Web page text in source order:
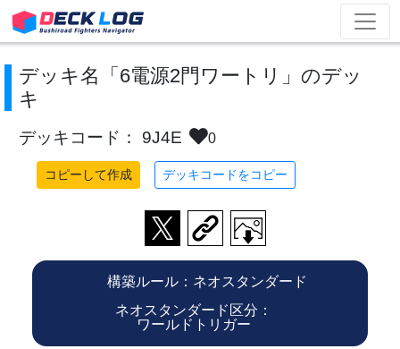
デッキ名「6電源2門ワートリ」のデッ
キ
デッキコード： 9J4E 0
コピーして作成 デッキコードをコピー
構築ルール：ネオスタンダード
ネオスタンダード区分：
ワールドトリガー